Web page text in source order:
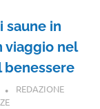
saune in
viaggio nel
benessere
REDAZIONE
VIAGGI NEL MONDO